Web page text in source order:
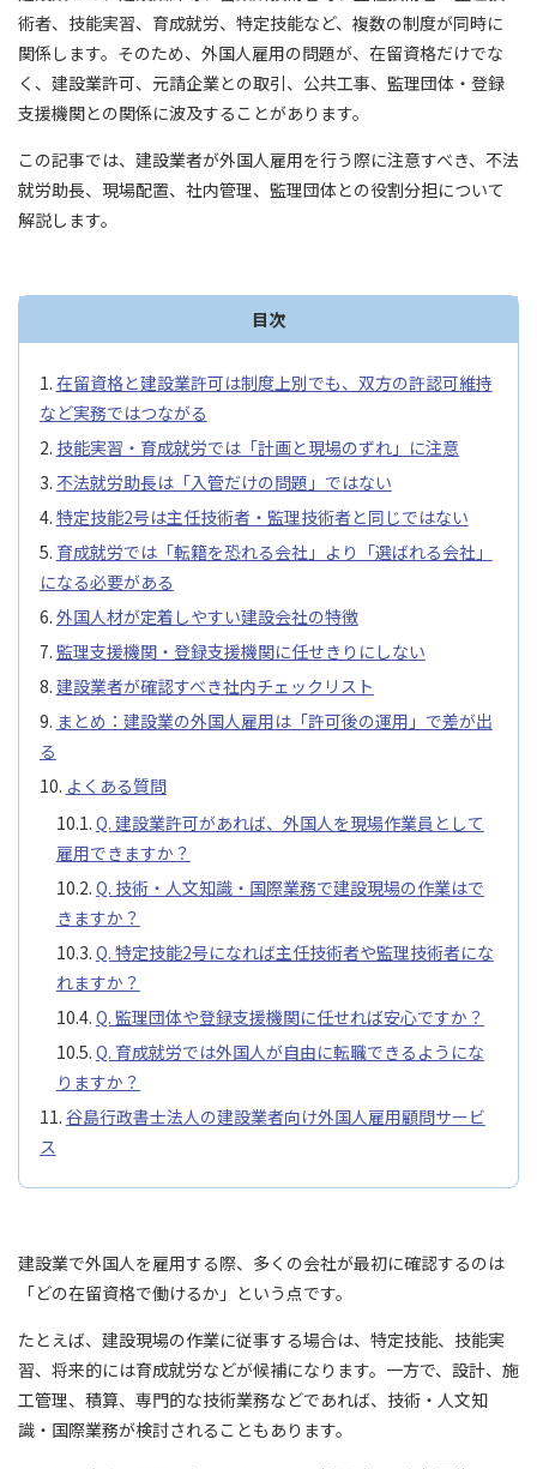
術者、技能実習、育成就労、特定技能など、複数の制度が同時に
関係します。そのため、外国人雇用の問題が、在留資格だけでな
く、建設業許可、元請企業との取引、公共工事、監理団体・登録
支援機関との関係に波及することがあります。
この記事では、建設業者が外国人雇用を行う際に注意すべき、不法
就労助長、現場配置、社内管理、監理団体との役割分担について
解説します。
目次
在留資格と建設業許可は制度上別でも、双方の許認可維持
など実務ではつながる
技能実習・育成就労では「計画と現場のずれ」に注意
不法就労助長は「入管だけの問題」ではない
特定技能2号は主任技術者・監理技術者と同じではない
育成就労では「転籍を恐れる会社」より「選ばれる会社」
になる必要がある
外国人材が定着しやすい建設会社の特徴
監理支援機関・登録支援機関に任せきりにしない
建設業者が確認すべき社内チェックリスト
まとめ：建設業の外国人雇用は「許可後の運用」で差が出
る
よくある質問
Q. 建設業許可があれば、外国人を現場作業員として
雇用できますか？
Q. 技術・人文知識・国際業務で建設現場の作業はで
きますか？
Q. 特定技能2号になれば主任技術者や監理技術者にな
れますか？
Q. 監理団体や登録支援機関に任せれば安心ですか？
Q. 育成就労では外国人が自由に転職できるようにな
りますか？
谷島行政書士法人の建設業者向け外国人雇用顧問サービ
ス
建設業で外国人を雇用する際、多くの会社が最初に確認するのは
「どの在留資格で働けるか」という点です。
たとえば、建設現場の作業に従事する場合は、特定技能、技能実
習、将来的には育成就労などが候補になります。一方で、設計、施
工管理、積算、専門的な技術業務などであれば、技術・人文知
識・国際業務が検討されることもあります。